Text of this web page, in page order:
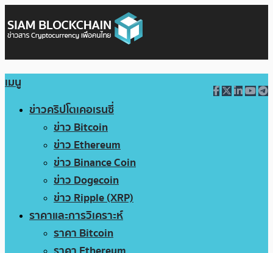
เมนู
ข่าวคริปโตเคอเรนซี่
ข่าว Bitcoin
ข่าว Ethereum
ข่าว Binance Coin
ข่าว Dogecoin
ข่าว Ripple (XRP)
ราคาและการวิเคราะห์
ราคา Bitcoin